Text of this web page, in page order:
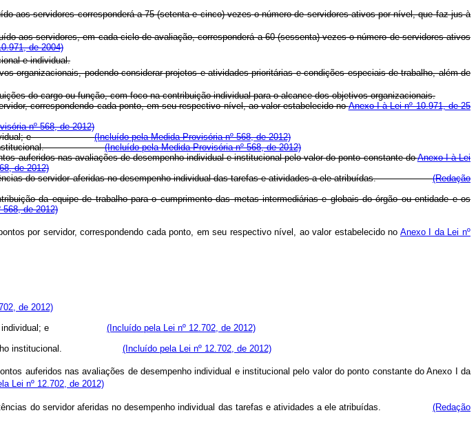
aos servidores corresponderá a 75 (setenta e cinco) vezes o número de servidores ativos por nível, que faz jus à
aos servidores, em cada ciclo de avaliação, corresponderá a 60 (sessenta) vezes o número de servidores ativos
de 2004)
e individual.
organizacionais, podendo considerar projetos e atividades prioritárias e condições especiais de trabalho, além de
do cargo ou função, com foco na contribuição individual para o alcance dos objetivos organizacionais.
correspondendo cada ponto, em seu respectivo nível, ao valor estabelecido noAnexo I à Lei nº 10.971, de 25
nº 568, de 2012)
e
(Incluído pela Medida Provisória nº 568, de 2012)
institucional.(Incluído pela Medida Provisória nº 568, de 2012)
auferidos nas avaliações de desempenho individual e institucional pelo valor do ponto constante doAnexo I à Lei
de 2012)
do servidor aferidas no desempenho individual das tarefas e atividades a ele atribuídas.(Redação
da equipe de trabalho para o cumprimento das metas intermediárias e globais do órgão ou entidade e os
568, de 2012)
por servidor, correspondendo cada ponto, em seu respectivo nível, ao valor estabelecido no Anexo I da Lei nº
de 2012)
individual; e (Incluído pela Lei nº 12.702, de 2012)
institucional. (Incluído pela Lei nº 12.702, de 2012)
auferidos nas avaliações de desempenho individual e institucional pelo valor do ponto constante do Anexo I da
Lei nº 12.702, de 2012)
do servidor aferidas no desempenho individual das tarefas e atividades a ele atribuídas.(Redação